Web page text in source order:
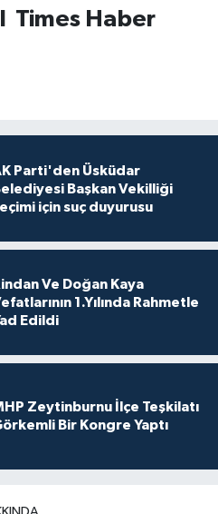
Times Haber
Parti'den Üsküdar
Başkan Vekilliği
için suç duyurusu
Ve Doğan Kaya
1.Yılında Rahmetle
Edildi
Zeytinburnu İlçe Teşkilatı
Bir Kongre Yaptı